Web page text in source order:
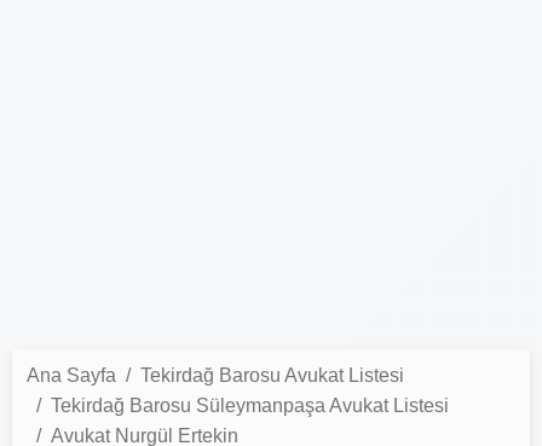
Ana Sayfa
Tekirdağ Barosu Avukat Listesi
Tekirdağ Barosu Süleymanpaşa Avukat Listesi
Avukat Nurgül Ertekin